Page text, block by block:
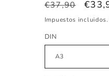
Precio
habitual
€37,90
de
Impuestos
DIN